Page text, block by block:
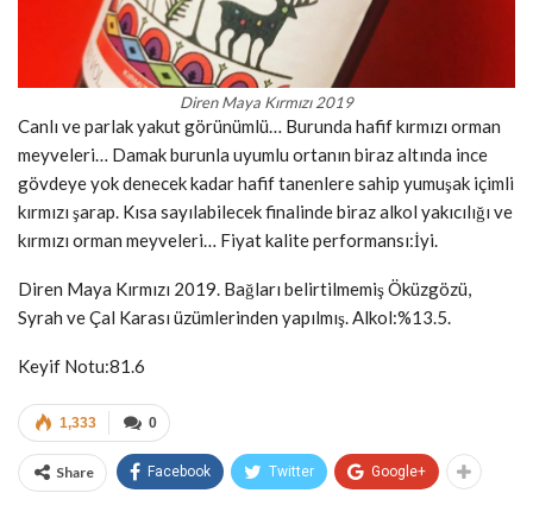
Diren Maya Kırmızı 2019
Canlı ve parlak yakut görünümlü… Burunda hafif kırmızı orman
meyveleri… Damak burunla uyumlu ortanın biraz altında ince
gövdeye yok denecek kadar hafif tanenlere sahip yumuşak içimli
kırmızı şarap. Kısa sayılabilecek finalinde biraz alkol yakıcılığı ve
kırmızı orman meyveleri… Fiyat kalite performansı:İyi.
Diren Maya Kırmızı 2019. Bağları belirtilmemiş Öküzgözü,
Syrah ve Çal Karası üzümlerinden yapılmış. Alkol:%13.5.
Keyif Notu:81.6
0
1,333
Share Facebook Twitter Google+